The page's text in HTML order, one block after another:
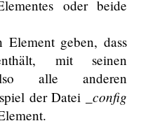
oder beide
Element geben, dass
mit seinen
alle anderen
der Datei
_config